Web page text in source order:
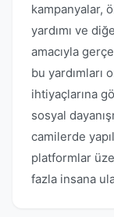
kampanyalar,
yardımı ve
amacıyla
bu yardımları
ihtiyaçlarına
sosyal
camilerde
platformlar
fazla insana